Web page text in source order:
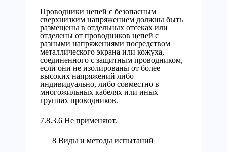
Проводники цепей с безопасным
сверхнизким напряжением должны быть
размещены в отдельных отсеках или
отделены от проводников цепей с
разными напряжениями посредством
металлического экрана или кожуха,
соединенного с защитным проводником,
если они не изолированы от более
высоких напряжений либо
индивидуально, либо совместно в
многожильных кабелях или иных
группах проводников.
7.8.3.6 Не применяют.
8 Виды и методы испытаний